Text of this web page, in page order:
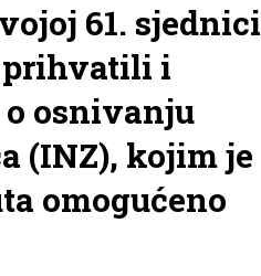
61. sjednici
prihvatili i
osnivanju
(INZ), kojim je
omogućeno